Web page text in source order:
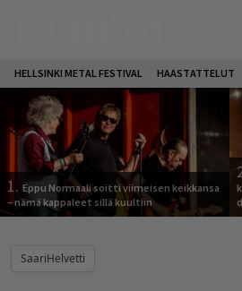
HELLSINKI METAL FESTIVAL HAASTATTELUT
1. Eppu Normaali soitti viimeisen keikkansa
– nämä kappaleet sillä kuultiin
SaariHelvetti